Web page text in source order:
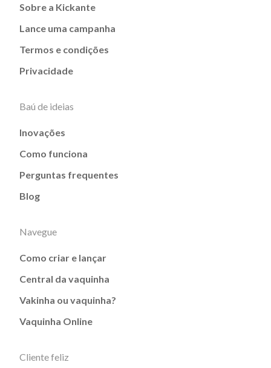
Sobre a Kickante
Lance uma campanha
Termos e condições
Privacidade
Baú de ideias
Inovações
Como funciona
Perguntas frequentes
Blog
Navegue
Como criar e lançar
Central da vaquinha
Vakinha ou vaquinha?
Vaquinha Online
Cliente feliz